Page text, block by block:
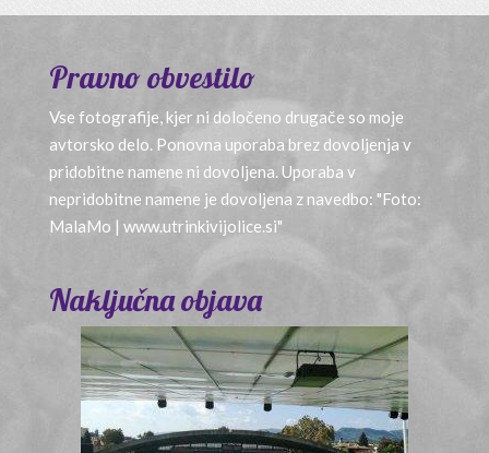
Pravno obvestilo
Vse fotografije, kjer ni določeno drugače so moje
avtorsko delo. Ponovna uporaba brez dovoljenja v
pridobitne namene ni dovoljena. Uporaba v
nepridobitne namene je dovoljena z navedbo: "Foto:
MalaMo | www.utrinkivijolice.si"
Naključna objava